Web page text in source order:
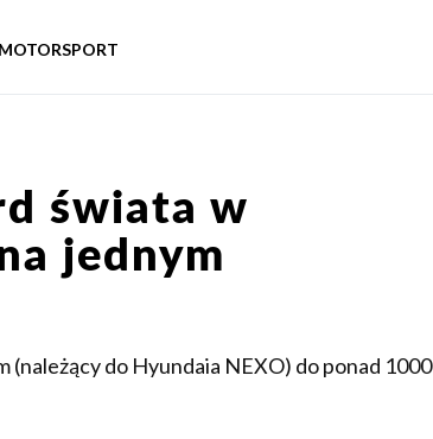
MOTORSPORT
świata w
jednym
(należący do Hyundaia NEXO) do ponad 1000